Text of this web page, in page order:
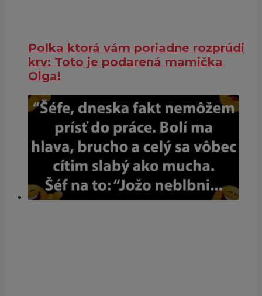
Poľka ktorá vám poriadne rozprúdi
krv: Toto je podarená mamička
Olga!